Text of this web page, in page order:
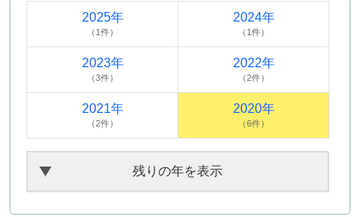
2025年
（1件）
2024年
（1件）
2023年
（3件）
2022年
（2件）
2021年
（2件）
2020年
（6件）
残りの年を表示